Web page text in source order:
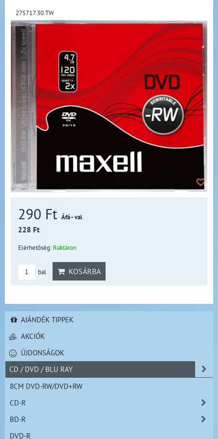
275717.30.TW
290 Ft Áfá - val
228 Ft
Elérhetőség: Raktáron
bal KOSÁRBA
AJÁNDÉK TIPPEK
AKCIÓK
ÚJDONSÁGOK
CD / DVD / BLU RAY
8CM DVD-RW/DVD+RW
CD-R
BD-R
DVD-R